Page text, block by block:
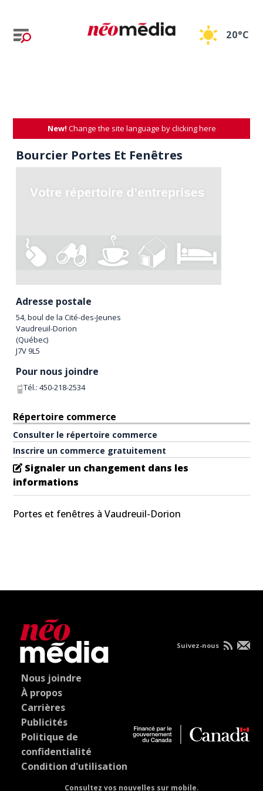
20°C
New! Change the site language by clicking here
Bourcier Portes Et Fenêtres
Adresse postale
54, boul de la Cité-des-Jeunes
Vaudreuil-Dorion
(Québec)
J7V 9L5
Pour nous joindre
Tél.:450-218-2534
Répertoire commerce
Consulter le répertoire commerce
Inscrire un commerce gratuitement
Signaler un changement dans les
informations
Portes et fenêtres à Vaudreuil-Dorion
Nous joindre
À propos
Carrières
Publicités
Politique de
confidentialité
Condition d'utilisation
Consultez vos nouvelles sur mobile.
Suivez-nous